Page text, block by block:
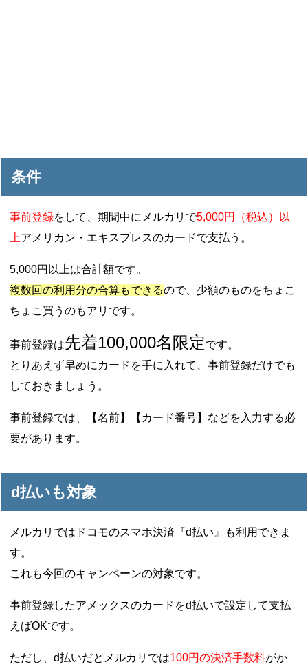
条件
事前登録をして、期間中にメルカリで5,000円（税込）以
上アメリカン・エキスプレスのカードで支払う。
5,000円以上は合計額です。
複数回の利用分の合算もできるので、少額のものをちょこ
ちょこ買うのもアリです。
事前登録は先着100,000名限定です。
とりあえず早めにカードを手に入れて、事前登録だけでも
しておきましょう。
事前登録では、【名前】【カード番号】などを入力する必
要があります。
d払いも対象
メルカリではドコモのスマホ決済『d払い』も利用できま
す。
これも今回のキャンペーンの対象です。
事前登録したアメックスのカードをd払いで設定して支払
えばOKです。
ただし、d払いだとメルカリでは100円の決済手数料がか